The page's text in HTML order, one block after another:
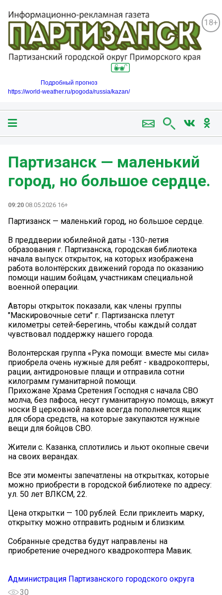
18+
Подробный прогноз
https://world-weather.ru/pogoda/russia/kazan/
Партизанск — маленький
город, но большое сердце.
09:20 08.05.2026 16+
Партизанск — маленький город, но большое сердце.
В преддверии юбилейной даты -130-летия
образования г. Партизанска, городская библиотека
начала выпуск открыток, на которых изображена
работа волонтёрских движений города по оказанию
помощи нашим бойцам, участникам специальной
военной операции.
Авторы открыток показали, как члены группы
"Маскировочные сети" г. Партизанска плетут
километры сетей-берегинь, чтобы каждый солдат
чувствовал поддержку нашего города.
Волонтерская группа «Рука помощи: вместе мы сила»
приобрела очень нужные для ребят - квадрокоптеры,
рации, антидроновые плащи и отправила сотни
килограмм гуманитарной помощи.
Прихожане Храма Сретения Господня с начала СВО
молча, без пафоса, несут гуманитарную помощь, вяжут
носки В церковной лавке всегда пополняется ящик
для сбора средств, на которые закупаются нужные
вещи для бойцов СВО.
Жители с. Казанка, сплотились и льют окопные свечи
на своих верандах.
Все эти моменты запечатлены на открытках, которые
можно приобрести в городской библиотеке по адресу:
ул. 50 лет ВЛКСМ, 22.
Цена открытки — 100 рублей. Если приклеить марку,
открытку можно отправить родным и близким.
Собранные средства будут направлены на
приобретение очередного квадрокоптера Мавик.
Администрация Партизанского городского округа
30